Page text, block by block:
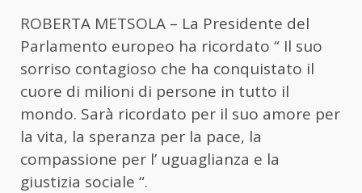
ROBERTA METSOLA – La Presidente del
Parlamento europeo ha ricordato “ Il suo
sorriso contagioso che ha conquistato il
cuore di milioni di persone in tutto il
mondo. Sarà ricordato per il suo amore per
la vita, la speranza per la pace, la
compassione per l’ uguaglianza e la
giustizia sociale “.